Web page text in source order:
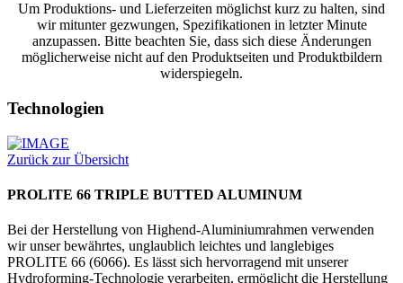
Um Produktions- und Lieferzeiten möglichst kurz zu halten, sind
wir mitunter gezwungen, Spezifikationen in letzter Minute
anzupassen. Bitte beachten Sie, dass sich diese Änderungen
möglicherweise nicht auf den Produktseiten und Produktbildern
widerspiegeln.
Technologien
Zurück zur Übersicht
PROLITE 66 TRIPLE BUTTED ALUMINUM
Bei der Herstellung von Highend-Aluminiumrahmen verwenden
wir unser bewährtes, unglaublich leichtes und langlebiges
PROLITE 66 (6066). Es lässt sich hervorragend mit unserer
Hydroforming-Technologie verarbeiten, ermöglicht die Herstellung